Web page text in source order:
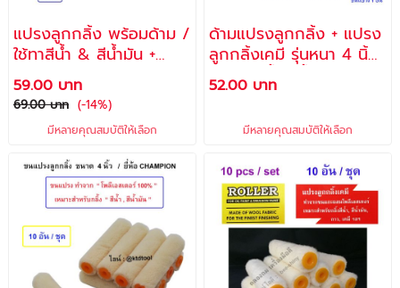
แปรงลูกกลิ้ง พร้อมด้าม /
ใช้ทาสีน้ำ & สีน้ำมัน +
ถอดล้างได้ รุ่น RB-010 -
ช้างคู่
59.00 บาท
69.00 บาท (-14%)
มีหลายคุณสมบัติให้เลือก
ด้ามแปรงลูกกลิ้ง + แปรง
ลูกกลิ้งเคมี รุ่นหนา 4 นิ้ว
/ ใช้ทาสีน้ำ สีน้ำมัน กาว
เคมี เป็นต้น - ALLWAYS
52.00 บาท
มีหลายคุณสมบัติให้เลือก